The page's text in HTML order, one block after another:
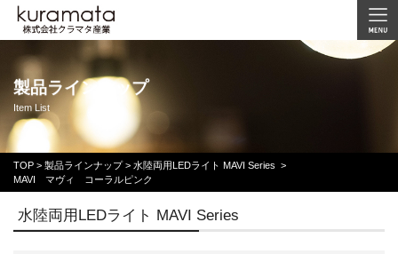
製品ラインナップ
Item List
TOP > 製品ラインナップ > 水陸両用LEDライト MAVI Series >
MAVI マヴィ コーラルピンク
水陸両用LEDライト MAVI Series